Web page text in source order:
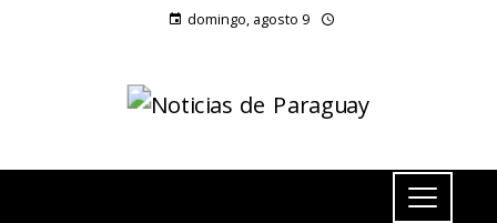
domingo, agosto 9